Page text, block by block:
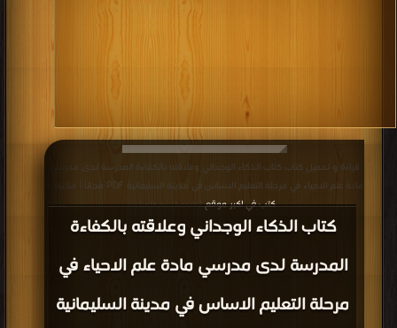
كتاب الذكاء الوجداني وعلاقته بالكفاءة
المدرسة لدى مدرسي مادة علم الاحياء في
مرحلة التعليم الاساس في مدينة السليمانية
قراءة و تحميل كتاب كتاب الذكاء الوجداني وعلاقته بالكفاءة المدرسة لدى مدرسي
مادة علم الاحياء في مرحلة التعليم الاساس في مدينة السليمانية PDF مجانا | مكتبة >
كتب في اكبر موقع| التحميل : مرة/مرات